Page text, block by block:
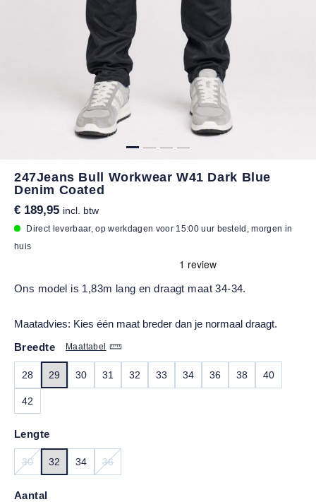
247Jeans Bull Workwear W41 Dark Blue
Denim Coated
€ 189,95 incl. btw
Direct leverbaar, op werkdagen voor 15:00 uur besteld, morgen in
huis
Ons model is 1,83m lang en draagt maat 34-34.
Maatadvies: Kies één maat breder dan je normaal draagt.
Maattabel
Breedte
28 29 30 31 32 33 34 36 38 40
42
Lengte
30
(DEZE OPTIE IS MOMENTEEL NIET BESCHIKBAAR.)
32 34 36
Aantal